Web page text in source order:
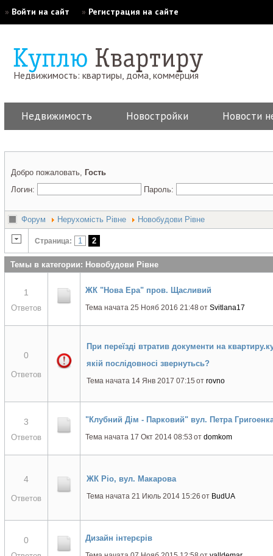
» Войти на сайт » Регистрация на сайте
Недвижимость: квартиры, дома, коммерция
Недвижимость Новостройки Новости
Добро пожаловать, Гость
Логин:
Пароль:
Форум Нерухомість Рівне Новобудови Рівне
Страница: 1 2
Темы в категории: Новобудови Рівне
1
Ответов
ЖК "Нова Ера" пров. Щасливий
Тема начата 25 Нояб 2016 21:48 от Svitlana17
0
Ответов
При переїзді втратив документи на
якій послідовносі звернутьсь?
Тема начата 14 Янв 2017 07:15 от rovno
3
Ответов
"Клубний Дім - Парковий" вул. Петра
Тема начата 17 Окт 2014 08:53 от domkom
4
Ответов
ЖК Ріо, вул. Макарова
Тема начата 21 Июль 2014 15:26 от BudUA
0 Дизайн інтерєрів